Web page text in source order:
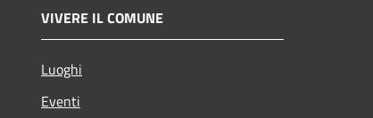
VIVERE IL COMUNE
Luoghi
Eventi